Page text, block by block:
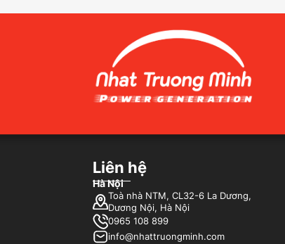
Liên hệ
Hà Nội
Toà nhà NTM, CL32-6 La Dương,
Dương Nội, Hà Nội
0965 108 899
info@nhattruongminh.com